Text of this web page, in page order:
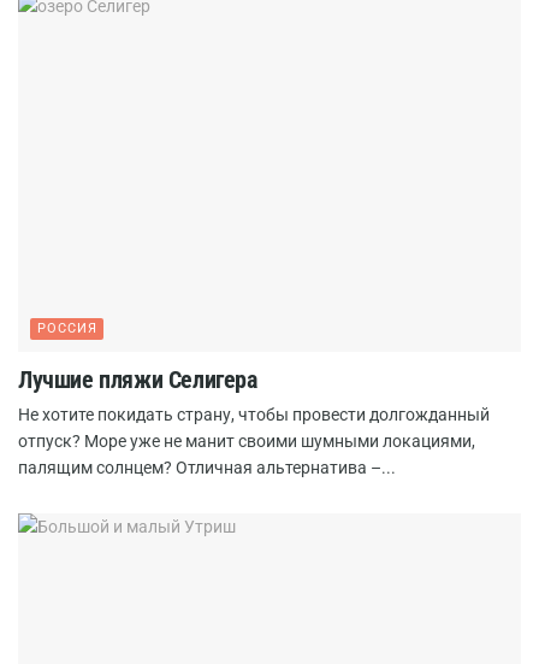
РОССИЯ
Лучшие пляжи Селигера
Не хотите покидать страну, чтобы провести долгожданный
отпуск? Море уже не манит своими шумными локациями,
палящим солнцем? Отличная альтернатива –...